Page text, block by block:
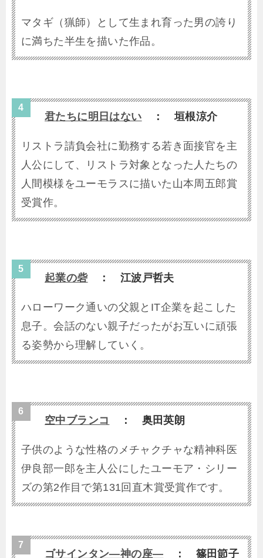
マタギ（猟師）として生まれ育った男の誇り
に満ちた半生を描いた作品。
君たちに明日はない ： 垣根涼介
リストラ請負会社に勤務する若き面接官を主
人公にして、リストラ対象となった人たちの
人間模様をユーモラスに描いた山本周五郎賞
受賞作。
起業の砦： 江波戸哲夫
ハローワーク通いの父親とIT企業を起こした
息子。会話のない親子だったがお互いに頑張
る姿勢から理解していく。
空中ブランコ ： 奥田英朗
子供のような性格のメチャクチャな精神科医
伊良部一郎を主人公にしたユーモア・シリー
ズの第2作目で第131回直木賞受賞作です。
ゴサインタン―神の座― ： 篠田節子